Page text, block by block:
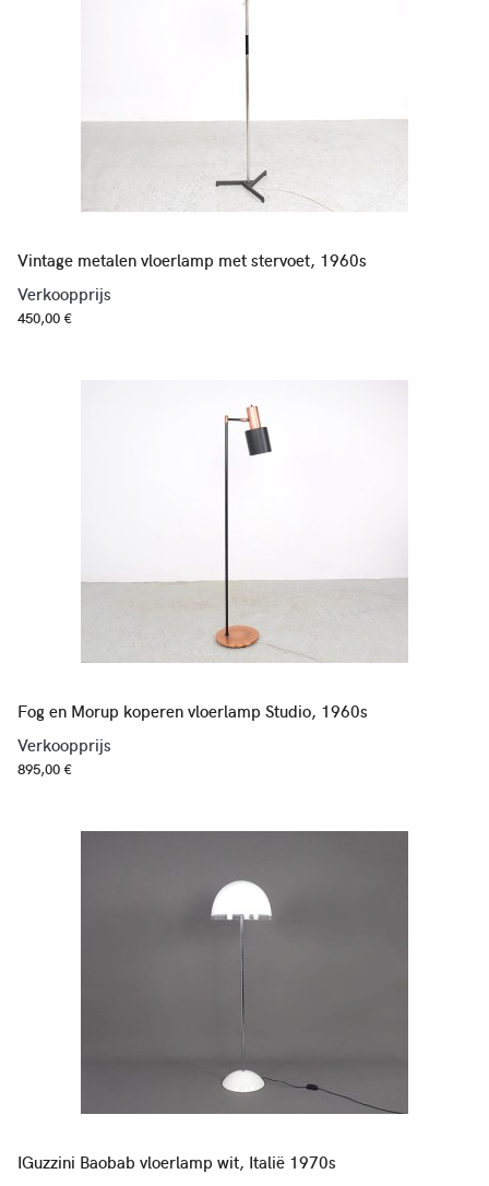
Vintage metalen vloerlamp met stervoet, 1960s
Verkoopprijs
450,00 €
Fog en Morup koperen vloerlamp Studio, 1960s
Verkoopprijs
895,00 €
IGuzzini Baobab vloerlamp wit, Italië 1970s